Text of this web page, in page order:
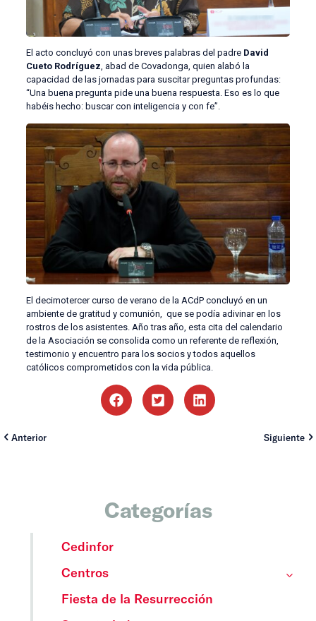
El acto concluyó con unas breves palabras del padreDavid
Cueto Rodríguez , abad de Covadonga, quien alabó la
capacidad de las jornadas para suscitar preguntas profundas:
“Una buena pregunta pide una buena respuesta. Eso es lo que
habéis hecho: buscar con inteligencia y con fe”.
El decimotercer curso de verano de la ACdP concluyó en un
ambiente de gratitud y comunión, que se podía adivinar en los
rostros de los asistentes. Año tras año, esta cita del calendario
de la Asociación se consolida como un referente de reflexión,
testimonio y encuentro para los socios y todos aquellos
católicos comprometidos con la vida pública.
Anterior Siguiente
Categorías
Cedinfor
Centros
Fiesta de la Resurrección